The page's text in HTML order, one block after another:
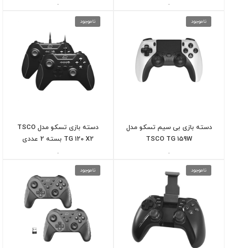
-
-
ناموجود
دسته بازی بی سیم تسکو مدل
TSCO TG 159W
-
ناموجود
دسته بازی تسکو مدل TSCO
TG 120 X2 بسته 2 عددی
-
ناموجود ناموجود